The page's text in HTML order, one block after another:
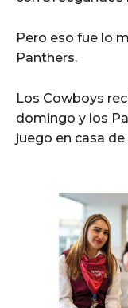
Pero eso fue lo
Panthers.
Los Cowboys
domingo y los
juego en casa